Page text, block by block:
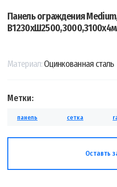
Панель ограждения
Материал:Оцинкованная сталь
Метки:
панель сетка
Оставть